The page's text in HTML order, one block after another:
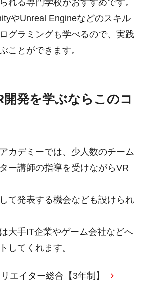
れる専門学校がおすすめです。
やUnreal Engineなどのスキル
グラミングも学べるので、実践
ことができます。
開発を学ぶならこのコ
カデミーでは、少人数のチーム
ー講師の指導を受けながらVR
て発表する機会なども設けられ
大手IT企業やゲーム会社などへ
してくれます。
エイター総合【3年制】